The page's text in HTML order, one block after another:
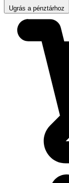
Ugrás a pénztárhoz